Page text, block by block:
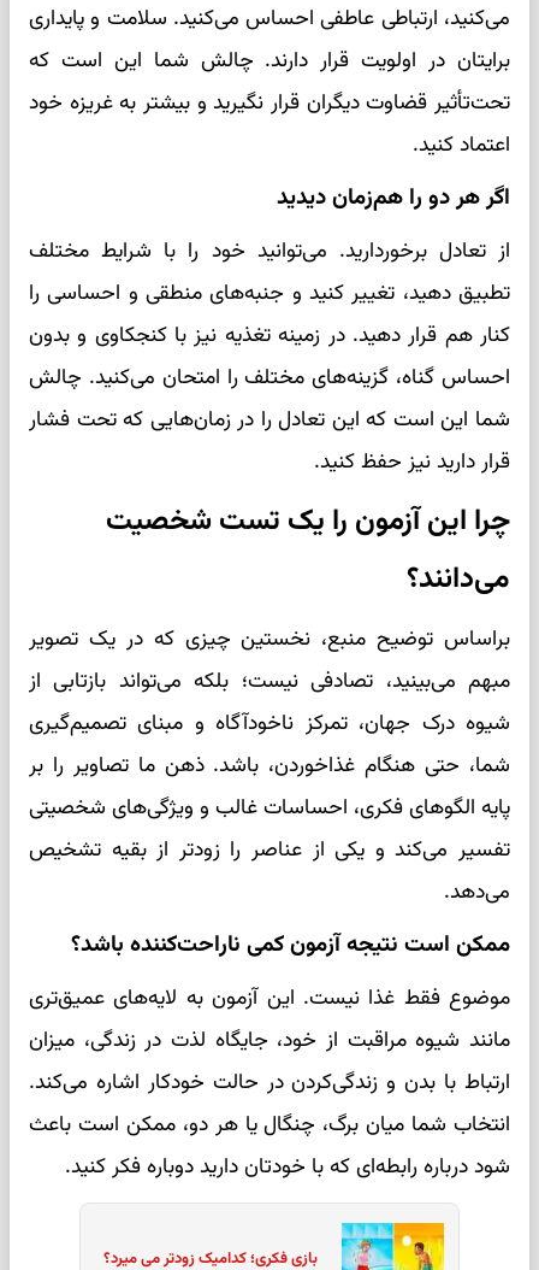
می‌کنید، ارتباطی عاطفی احساس می‌کنید. سلامت و پایداری
برایتان در اولویت قرار دارند. چالش شما این است که
تحت‌تأثیر قضاوت دیگران قرار نگیرید و بیشتر به غریزه خود
اعتماد کنید.
اگر هر دو را هم‌زمان دیدید
از تعادل برخوردارید. می‌توانید خود را با شرایط مختلف
تطبیق دهید، تغییر کنید و جنبه‌های منطقی و احساسی را
کنار هم قرار دهید. در زمینه تغذیه نیز با کنجکاوی و بدون
احساس گناه، گزینه‌های مختلف را امتحان می‌کنید. چالش
شما این است که این تعادل را در زمان‌هایی که تحت فشار
قرار دارید نیز حفظ کنید.
چرا این آزمون را یک تست شخصیت
می‌دانند؟
براساس توضیح منبع، نخستین چیزی که در یک تصویر
مبهم می‌بینید، تصادفی نیست؛ بلکه می‌تواند بازتابی از
شیوه درک جهان، تمرکز ناخودآگاه و مبنای تصمیم‌گیری
شما، حتی هنگام غذاخوردن، باشد. ذهن ما تصاویر را بر
پایه الگوهای فکری، احساسات غالب و ویژگی‌های شخصیتی
تفسیر می‌کند و یکی از عناصر را زودتر از بقیه تشخیص
می‌دهد.
ممکن است نتیجه آزمون کمی ناراحت‌کننده باشد؟
موضوع فقط غذا نیست. این آزمون به لایه‌های عمیق‌تری
مانند شیوه مراقبت از خود، جایگاه لذت در زندگی، میزان
ارتباط با بدن و زندگی‌کردن در حالت خودکار اشاره می‌کند.
انتخاب شما میان برگ، چنگال یا هر دو، ممکن است باعث
شود درباره رابطه‌ای که با خودتان دارید دوباره فکر کنید.
بازی فکری؛ کدامیک زودتر می میرد؟